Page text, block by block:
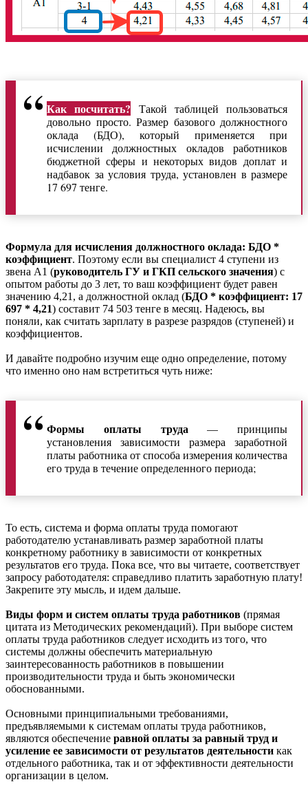
Как посчитать? Такой таблицей пользоваться
довольно просто. Размер базового должностного
оклада (БДО), который применяется при
исчислении должностных окладов работников
бюджетной сферы и некоторых видов доплат и
надбавок за условия труда, установлен в размере
17 697 тенге.
Формула для исчисления должностного оклада: БДО *
коэффициент. Поэтому если вы специалист 4 ступени из
звена А1 (руководитель ГУ и ГКП сельского значения) с
опытом работы до 3 лет, то ваш коэффициент будет равен
значению 4,21, а должностной оклад (БДО * коэффициент: 17
697 * 4,21) составит 74 503 тенге в месяц. Надеюсь, вы
поняли, как считать зарплату в разрезе разрядов (ступеней) и
коэффициентов.
И давайте подробно изучим еще одно определение, потому
что именно оно нам встретиться чуть ниже:
Формы оплаты труда — принципы
установления зависимости размера заработной
платы работника от способа измерения количества
его труда в течение определенного периода;
То есть, система и форма оплаты труда помогают
работодателю устанавливать размер заработной платы
конкретному работнику в зависимости от конкретных
результатов его труда. Пока все, что вы читаете, соответствует
запросу работодателя: справедливо платить заработную плату!
Закрепите эту мысль, и идем дальше.
Виды форм и систем оплаты труда работников (прямая
цитата из Методических рекомендаций). При выборе систем
оплаты труда работников следует исходить из того, что
системы должны обеспечить материальную
заинтересованность работников в повышении
производительности труда и быть экономически
обоснованными.
Основными принципиальными требованиями,
предъявляемыми к системам оплаты труда работников,
являются обеспечение равной оплаты за равный труд и
усиление ее зависимости от результатов деятельности как
отдельного работника, так и от эффективности деятельности
организации в целом.